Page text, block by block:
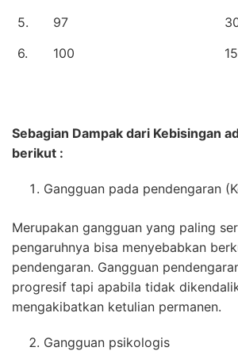
5.
97
6.
100
Sebagian Dampak dari Kebisingan
berikut :
Gangguan pada pendengaran
Merupakan gangguan yang paling
pengaruhnya bisa menyebabkan
pendengaran. Gangguan
progresif tapi apabila tidak
mengakibatkan ketulian permanen.
Gangguan psikologis